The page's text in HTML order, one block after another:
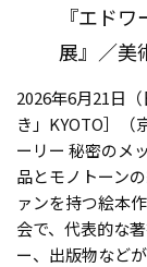
『エド
展』／美
2026年6月21日
き」KYOTO］（
ーリー 秘密のメ
品とモノトーン
ァンを持つ絵本
会で、代表的な
ー、出版物など